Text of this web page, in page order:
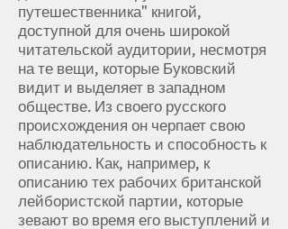
путешественника" книгой,
доступной для очень широкой
читательской аудитории, несмотря
на те вещи, которые Буковский
видит и выделяет в западном
обществе. Из своего русского
происхождения он черпает свою
наблюдательность и способность к
описанию. Как, например, к
описанию тех рабочих британской
лейбористской партии, которые
зевают во время его выступлений и